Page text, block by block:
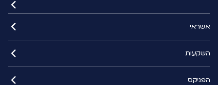
אשראי
השקעות
הפניקס